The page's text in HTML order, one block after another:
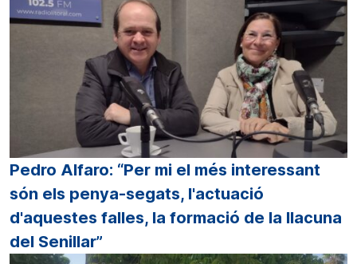
Pedro Alfaro: “Per mi el més interessant
són els penya-segats, l'actuació
d'aquestes falles, la formació de la llacuna
del Senillar”